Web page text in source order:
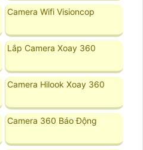
Camera Wifi Visioncop
Lắp Camera Xoay 360
Camera Hilook Xoay 360
Camera 360 Báo Động